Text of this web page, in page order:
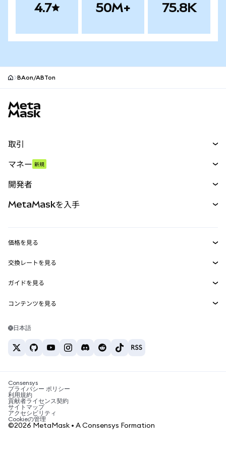
4.7 50M+ 75.8K
BAon/ABTon
取引
パーペチュアル
RWA
マネー 新規
開発者
MetaMask Connect
Snaps
Web3サービス
MetaMaskを入手
セキュリティ
サポート
キャリア
お問い合わせ
価格を見る
イーサリアムの価格
Solanaの価格
Tetherの価格
交換レートを見る
ETH→USD
USDT→INR
BTC→INR
ETH→USDT
ガイドを見る
ETHの購入
USDTの購入
SHIBの購入
BNBの購入
コンテンツを見る
Solanaウォレット
税制関連ニュース
暗号資産の購入方法は？
ビットコインを売るには？
日本語
Consensys
プライバシー ポリシー
利用規約
貢献者ライセンス契約
サイトマップ
アクセシビリティ
Cookieの管理
©2026 MetaMask • A Consensys Formation